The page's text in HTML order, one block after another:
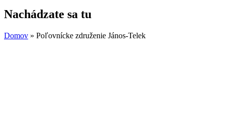
Nachádzate sa tu
Domov » Poľovnícke združenie János-Telek